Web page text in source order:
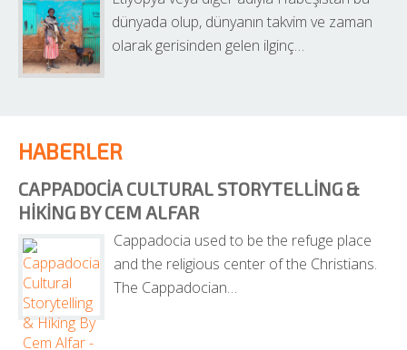
dünyada olup, dünyanın takvim ve zaman
olarak gerisinden gelen ilginç…
HABERLER
CAPPADOCIA CULTURAL STORYTELLING &
HIKING BY CEM ALFAR
Cappadocia used to be the refuge place
and the religious center of the Christians.
The Cappadocian…